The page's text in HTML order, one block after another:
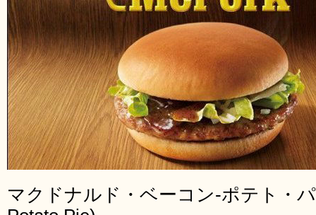
マクドナルド・ベーコン-ポテト・